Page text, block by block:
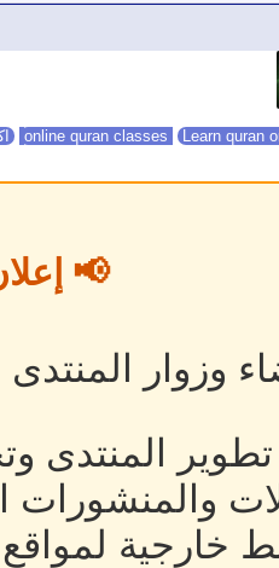
Learn quran
📢
وزوار المنتدى
المنتدى
والمنشورات
خارجية لمواقع